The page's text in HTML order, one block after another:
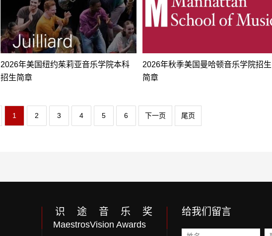
2026年美国纽约茱莉亚音乐学院本科
招生简章
2026年秋季美国曼哈顿音乐学院招生
简章
1 2 3 4 5 6 下一页 尾页
识 途 音 乐 奖
MaestrosVision Awards
给我们留言